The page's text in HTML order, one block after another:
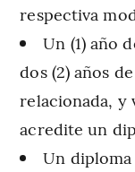
respectiva
Un (1) año
dos (2) años
relacionada, y
acredite un
Un